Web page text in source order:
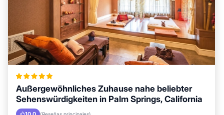
Außergewöhnliches Zuhause nahe beliebter
Sehenswürdigkeiten in Palm Springs, California